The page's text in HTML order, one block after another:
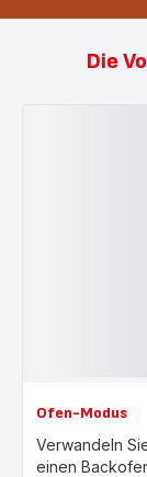
Die
Ofen-Modus
Verwandeln
einen